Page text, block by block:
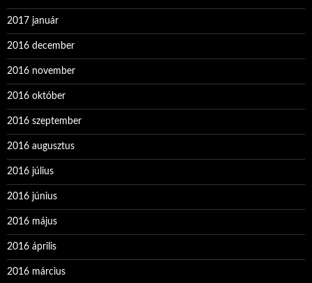
2017 január
2016 december
2016 november
2016 október
2016 szeptember
2016 augusztus
2016 július
2016 június
2016 május
2016 április
2016 március